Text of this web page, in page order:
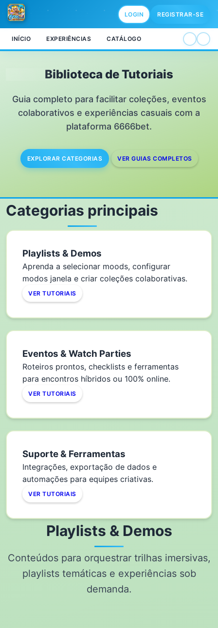
LOGIN REGISTRAR-SE
INÍCIO EXPERIÊNCIAS CATÁLOGO
Biblioteca de Tutoriais
Guia completo para facilitar coleções, eventos
colaborativos e experiências casuais com a
plataforma 6666bet.
EXPLORAR CATEGORIAS VER GUIAS COMPLETOS
Categorias principais
Playlists & Demos
Aprenda a selecionar moods, configurar
modos janela e criar coleções colaborativas.
VER TUTORIAIS
Eventos & Watch Parties
Roteiros prontos, checklists e ferramentas
para encontros híbridos ou 100% online.
VER TUTORIAIS
Suporte & Ferramentas
Integrações, exportação de dados e
automações para equipes criativas.
VER TUTORIAIS
Playlists & Demos
Conteúdos para orquestrar trilhas imersivas,
playlists temáticas e experiências sob
demanda.